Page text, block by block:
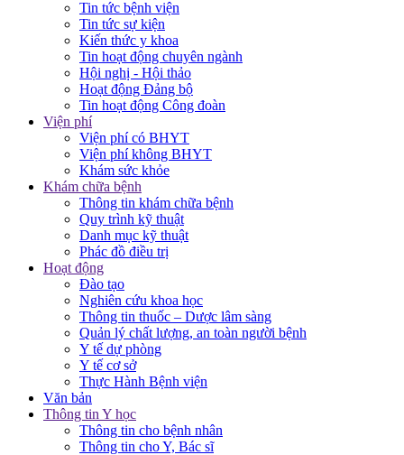
Tin tức bệnh viện
Tin tức sự kiện
Kiến thức y khoa
Tin hoạt động chuyên ngành
Hội nghị - Hội thảo
Hoạt động Đảng bộ
Tin hoạt động Công đoàn
Viện phí
Viện phí có BHYT
Viện phí không BHYT
Khám sức khỏe
Khám chữa bệnh
Thông tin khám chữa bệnh
Quy trình kỹ thuật
Danh mục kỹ thuật
Phác đồ điều trị
Hoạt động
Đào tạo
Nghiên cứu khoa học
Thông tin thuốc – Dược lâm sàng
Quản lý chất lượng, an toàn người bệnh
Y tế dự phòng
Y tế cơ sở
Thực Hành Bệnh viện
Văn bản
Thông tin Y học
Thông tin cho bệnh nhân
Thông tin cho Y, Bác sĩ